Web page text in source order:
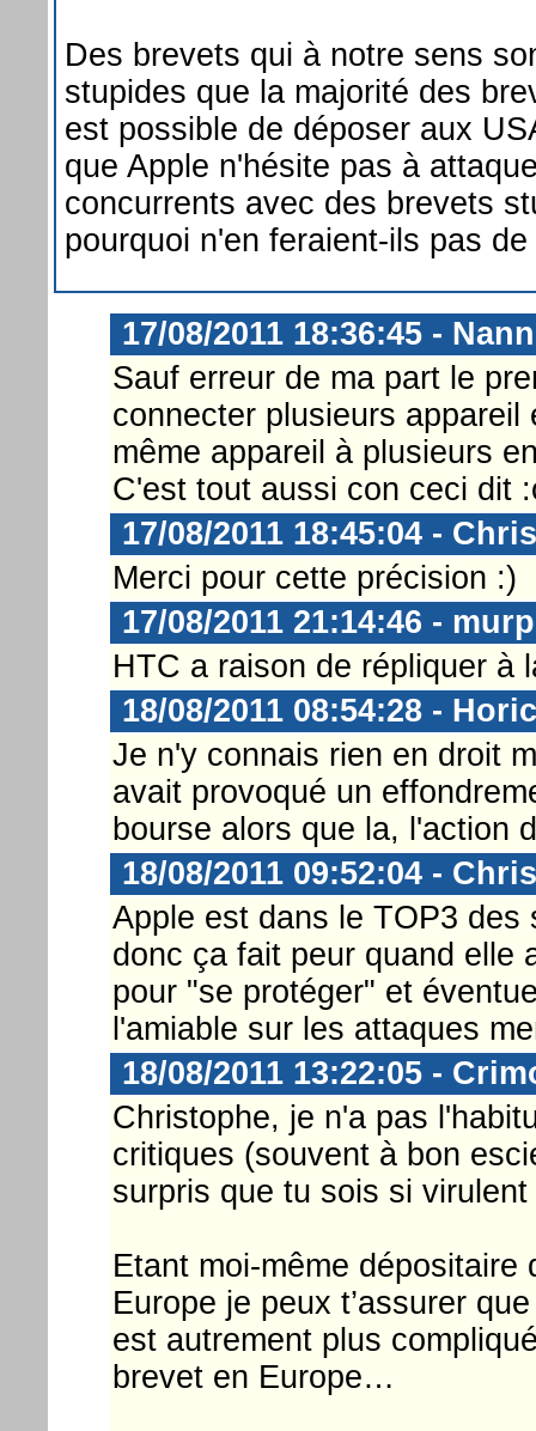
Des brevets qui à notre sens
stupides que la majorité des
est possible de déposer aux
que Apple n'hésite pas à
concurrents avec des brevets
pourquoi n'en feraient-ils pas
17/08/2011 18:36:45 -
Sauf erreur de ma part le
connecter plusieurs
même appareil à plusieurs
C'est tout aussi con ceci dit
17/08/2011 18:45:04 -
Merci pour cette précision :)
17/08/2011 21:14:46 -
HTC a raison de répliquer à
18/08/2011 08:54:28 -
Je n'y connais rien en droit
avait provoqué un
bourse alors que la, l'action
18/08/2011 09:52:04 -
Apple est dans le TOP3
donc ça fait peur quand elle
pour "se protéger" et
l'amiable sur les attaques
18/08/2011 13:22:05 -
Christophe, je n'a pas
critiques (souvent à bon
surpris que tu sois si
Etant moi-même dépositaire
Europe je peux t’assurer
est autrement plus
brevet en Europe…